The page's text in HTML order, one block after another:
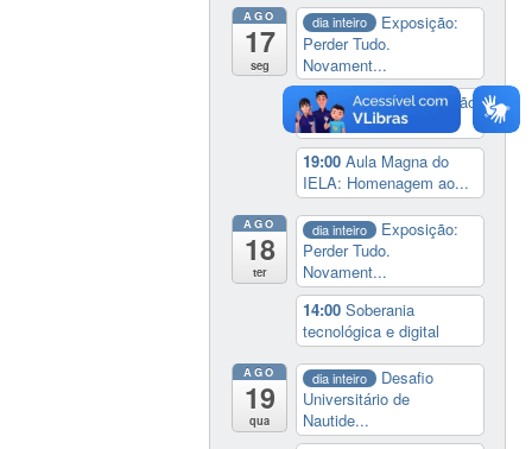
AGO
17
seg
dia inteiro
Exposição:
Perder Tudo.
Novament...
16:00 Curso de formação
em Jornalismo ...
19:00Aula Magna do
IELA: Homenagem ao...
AGO
18
ter
dia inteiro
Exposição:
Perder Tudo.
Novament...
14:00Soberania
tecnológica e digital
AGO
19
qua
dia inteiro
Desafio
Universitário de
Nautide...